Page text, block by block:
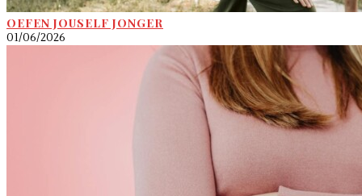
OEFEN JOUSELF JONGER
01/06/2026